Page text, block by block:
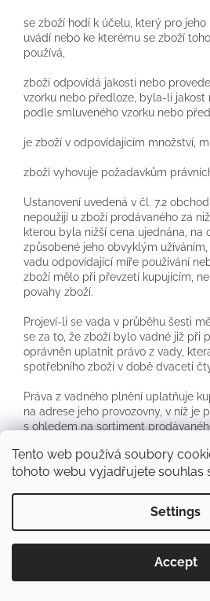
Tento web používá soubory
tohoto webu vyjadřujete souhlas
Settings
Accept
se zboží hodí k účelu, který pro
uvádí nebo ke kterému se zboží
používá,
zboží odpovídá jakostí nebo
vzorku nebo předloze, byla-li jakost
podle smluveného vzorku nebo
je zboží v odpovídajícím množství,
zboží vyhovuje požadavkům
Ustanovení uvedená v čl. 7.2
nepoužijí u zboží prodávaného za
kterou byla nižší cena ujednána, na
způsobené jeho obvyklým
vadu odpovídající míře používání
zboží mělo při převzetí kupujícím,
povahy zboží.
Projeví-li se vada v průběhu šesti
se za to, že zboží bylo vadné již při
oprávněn uplatnit právo z vady,
spotřebního zboží v době dvaceti
Práva z vadného plnění uplatňuje
na adrese jeho provozovny, v níž je
s ohledem na sortiment
Právo z vadného plnění kupujícímu
před převzetím věci věděl, že věc
Právo na dodání nové věci, nebo
kupující i v případě odstranitelné
řádně užívat pro opakovaný výskyt
pro větší počet vad. V takovém